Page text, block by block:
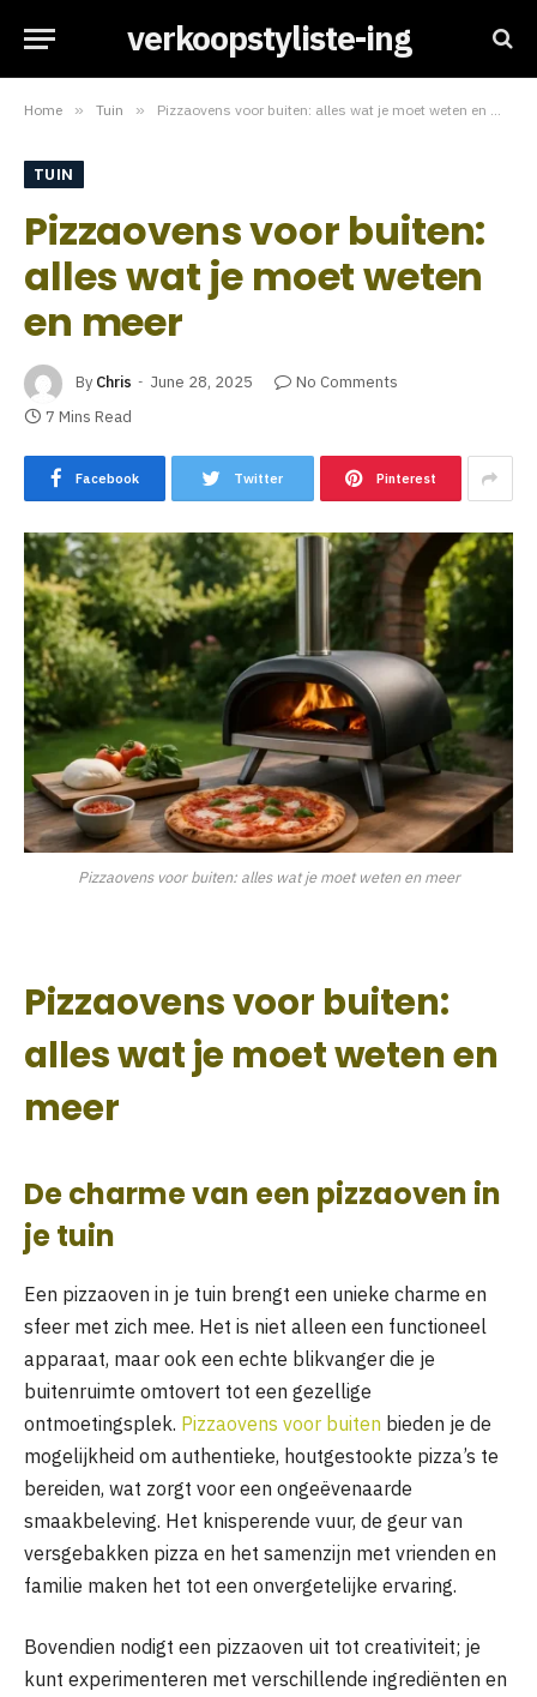
verkoopstyliste-ing
Home » Tuin » Pizzaovens voor buiten: alles wat je moet weten en meer
TUIN
Pizzaovens voor buiten:
alles wat je moet weten
en meer
By Chris June 28, 2025
No Comments
7 Mins Read
Facebook Twitter Pinterest
Pizzaovens voor buiten: alles wat je moet weten en meer
Pizzaovens voor buiten:
alles wat je moet weten en
meer
De charme van een pizzaoven in
je tuin
Een pizzaoven in je tuin brengt een unieke charme en
sfeer met zich mee. Het is niet alleen een functioneel
apparaat, maar ook een echte blikvanger die je
buitenruimte omtovert tot een gezellige
ontmoetingsplek. Pizzaovens voor buiten bieden je de
mogelijkheid om authentieke, houtgestookte pizza’s te
bereiden, wat zorgt voor een ongeëvenaarde
smaakbeleving. Het knisperende vuur, de geur van
versgebakken pizza en het samenzijn met vrienden en
familie maken het tot een onvergetelijke ervaring.
Bovendien nodigt een pizzaoven uit tot creativiteit; je
kunt experimenteren met verschillende ingrediënten en